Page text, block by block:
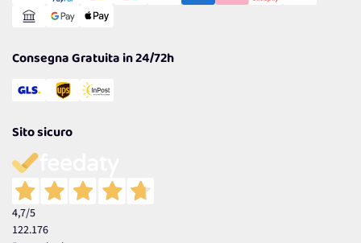
Consegna Gratuita in 24/72h
Sito sicuro
4,7/5
122.176